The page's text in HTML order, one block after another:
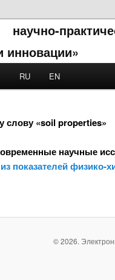
научно-
инновации»
RU EN
слову «soil properties»
научные
показателей физико-
© 2026.